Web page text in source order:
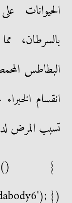
الحيوانات
بالسرطان،
البطاطس
انقسام
تسبب المرض
{
});